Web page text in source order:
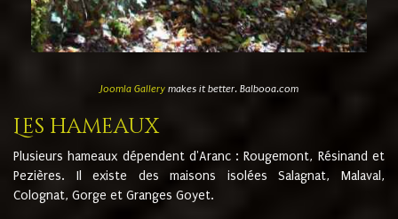
Joomla Gallerymakes it better. Balbooa.com
Les hameaux
Plusieurs hameaux dépendent d'Aranc : Rougemont, Résinand et
Pezières. Il existe des maisons isolées Salagnat, Malaval,
Colognat, Gorge et Granges Goyet.